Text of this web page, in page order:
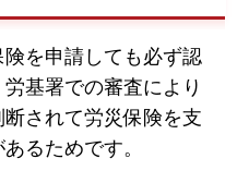
を申請しても必ず認
基署での審査により
断されて労災保険を支
るためです。